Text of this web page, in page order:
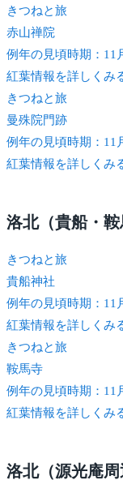
きつねと旅
赤山禅院
例年の見頃時期：11
紅葉情報を詳しくみ
きつねと旅
曼殊院門跡
例年の見頃時期：11
紅葉情報を詳しくみ
洛北（貴船・
きつねと旅
貴船神社
例年の見頃時期：11
紅葉情報を詳しくみ
きつねと旅
鞍馬寺
例年の見頃時期：11
紅葉情報を詳しくみ
洛北（源光庵